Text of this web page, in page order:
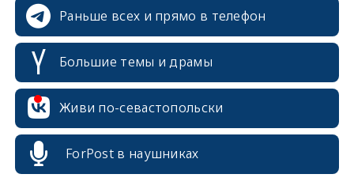
Раньше всех и прямо в телефон
Большие темы и драмы
Живи по-севастопольски
ForPost в наушниках